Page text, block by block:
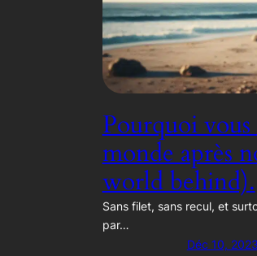
Pourquoi
monde après
world behind).
Sans filet, sans recul, et
par…
Déc 10, 2023